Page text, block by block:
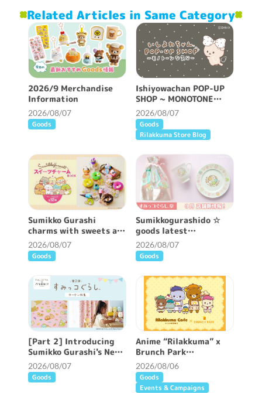
Related Articles in Same Category
2026/9 Merchandise
Information
2026/08/07
Goods
Ishiyowachan POP-UP
SHOP ~ MONOTONE
FEELING ~ will be held!
2026/08/07
Goods
Rilakkuma Store Blog
Sumikko Gurashi
charms with sweets are
now available ♪
2026/08/07
Goods
Sumikkogurashido ☆
goods latest
information ♪
2026/08/07
Goods
[Part 2] Introducing
Sumikko Gurashi's New
Patterned Curtains ♪
2026/08/07
Goods
Anime “Rilakkuma” x
Brunch Park
collaboration cafe will
be held!
2026/08/06
Goods
Events & Campaigns